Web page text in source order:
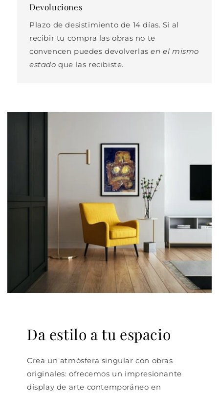
Devoluciones
Plazo de desistimiento de 14 días. Si al
recibir tu compra las obras no te
convencen puedes devolverlasen el mismo
estado que las recibiste.
Da estilo a tu espacio
Crea un atmósfera singular con obras
originales: ofrecemos un impresionante
display de arte contemporáneo en